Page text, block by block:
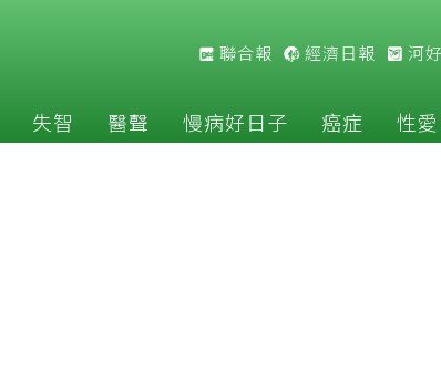
聯合報 經濟日報 河
失智 醫聲 慢病好日子 癌症 性愛